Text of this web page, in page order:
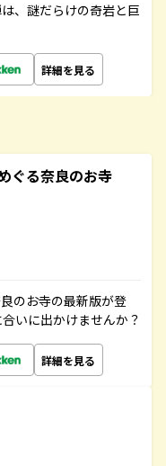
、謎だらけの奇岩と巨
詳細を見る
ぐる奈良のお寺
のお寺の最新版が登
いに出かけませんか？
詳細を見る